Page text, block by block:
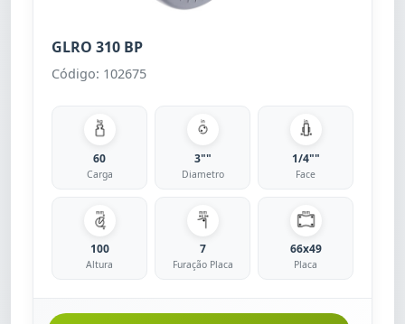
GLRO 310 BP
Código: 102675
60
Carga
3""
Diametro
1/4""
Face
100
Altura
7
Furação Placa
66x49
Placa